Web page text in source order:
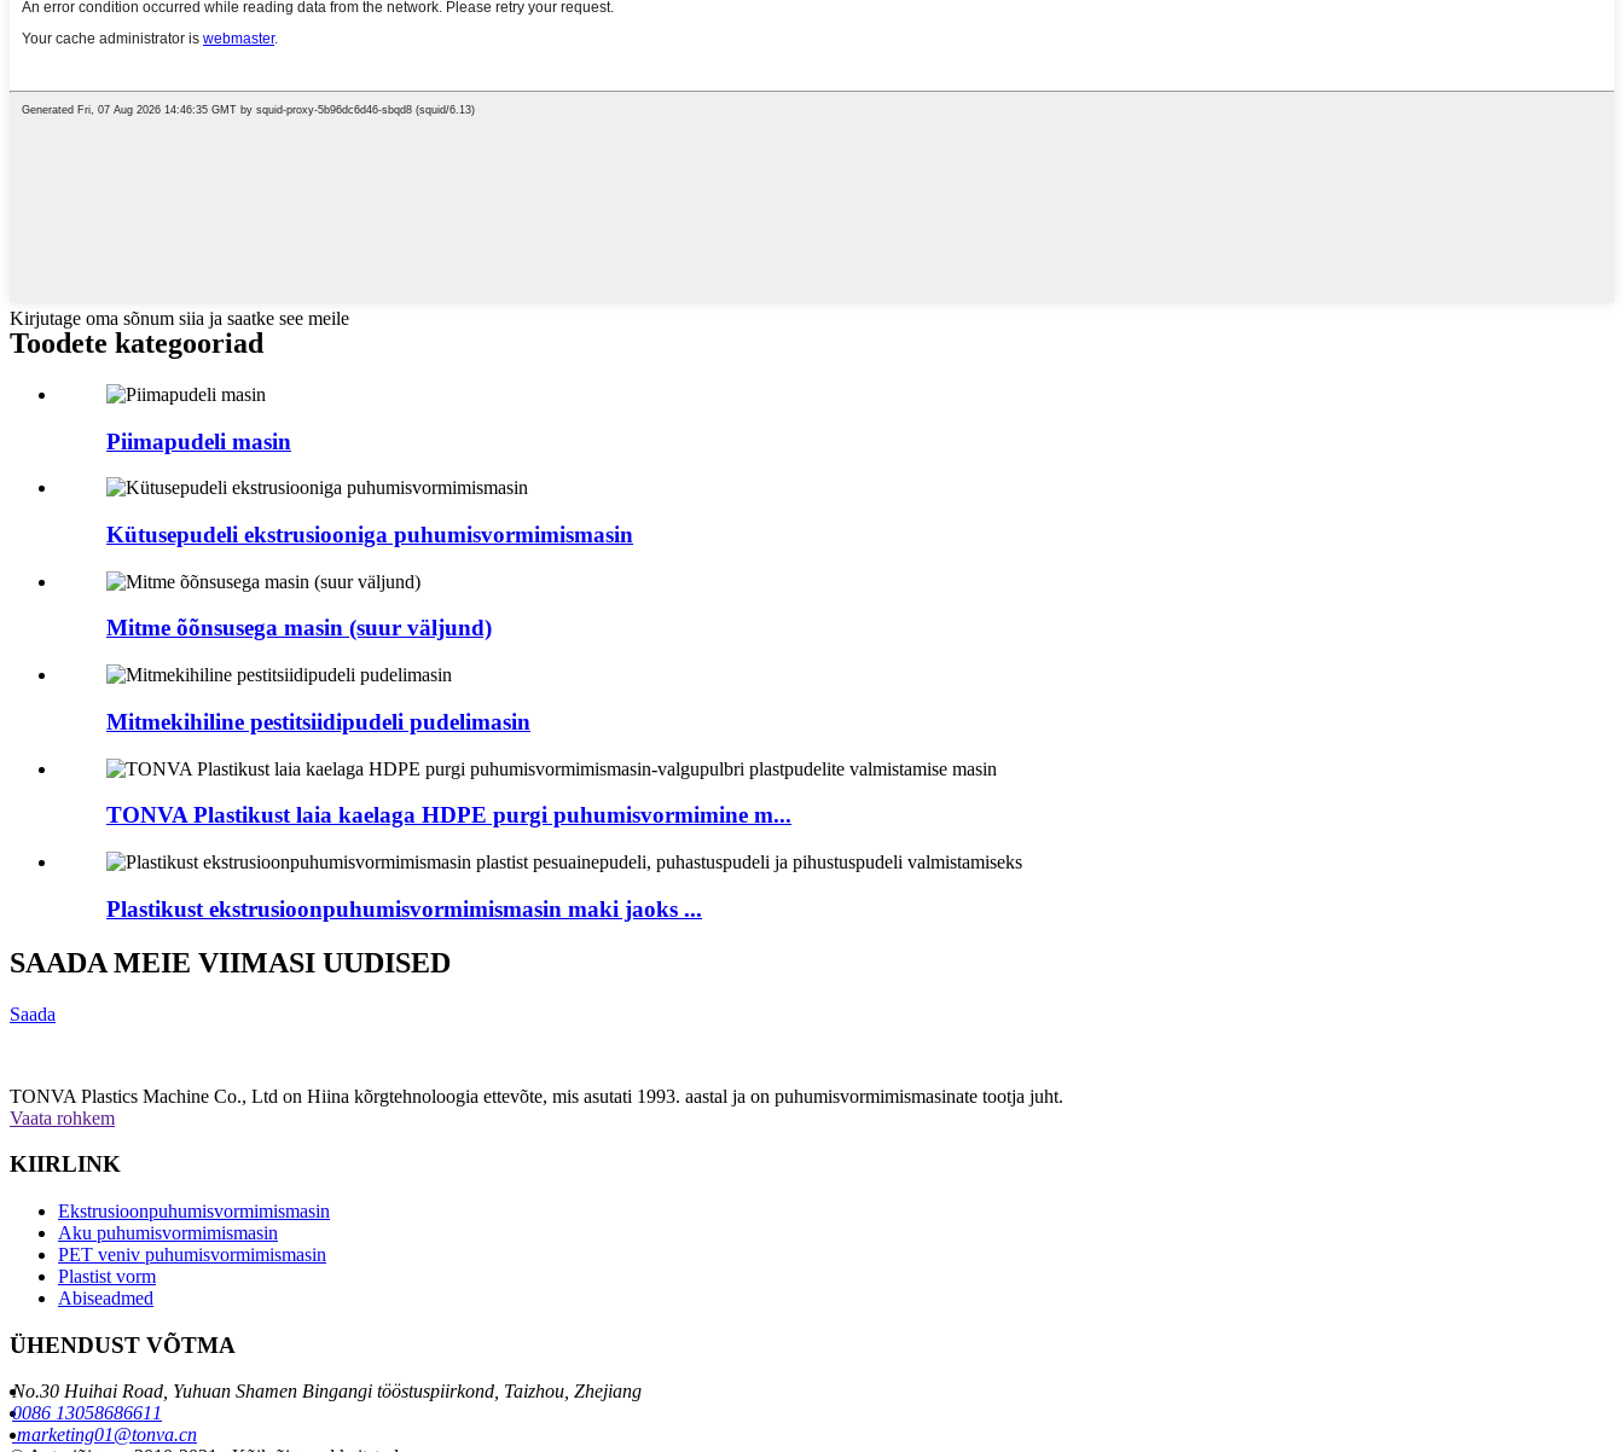
Kirjutage oma sõnum siia ja saatke see meile
Toodete kategooriad
Piimapudeli masin
Kütusepudeli ekstrusiooniga puhumisvormimismasin
Mitme õõnsusega masin (suur väljund)
Mitmekihiline pestitsiidipudeli pudelimasin
TONVA Plastikust laia kaelaga HDPE purgi puhumisvormimine m...
Plastikust ekstrusioonpuhumisvormimismasin maki jaoks ...
SAADA MEIE VIIMASI UUDISED
Saada
TONVA Plastics Machine Co., Ltd on Hiina kõrgtehnoloogia ettevõte, mis asutati 1993. aastal ja on puhumisvormimismasinate tootja juht.
Vaata rohkem
KIIRLINK
Ekstrusioonpuhumisvormimismasin
Aku puhumisvormimismasin
PET veniv puhumisvormimismasin
Plastist vorm
Abiseadmed
ÜHENDUST VÕTMA
No.30 Huihai Road, Yuhuan Shamen Bingangi tööstuspiirkond, Taizhou, Zhejiang
0086 13058686611
marketing01@tonva.cn